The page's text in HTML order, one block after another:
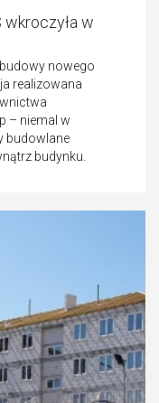
wkroczyła w
nowego
realizowana
– niemal w
budowlane
budynku.